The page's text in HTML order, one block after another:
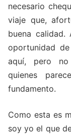
necesario
viaje que,
buena
oportunidad
aquí, pero no
quienes
fundamento.
Como esta es
soy yo el que